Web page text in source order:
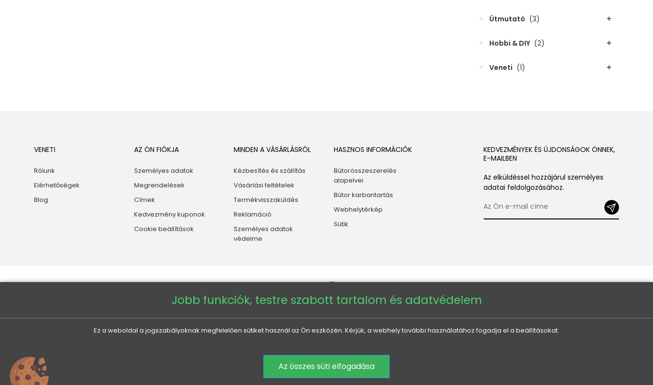
Útmutató (3)
Hobbi & DIY (2)
Veneti (1)
VENETI
Rólunk
Elérhetőségek
Blog
AZ ÖN FIÓKJA
Személyes adatok
Megrendelések
Címek
Kedvezmény kuponok
Cookie beállítások
MINDEN A VÁSÁRLÁSRÓL
Kézbesítés és szállítás
Vásárlási feltételek
Termékvisszaküldés
Reklamáció
Személyes adatok
védelme
HASZNOS INFORMÁCIÓK
Bútorösszeszerelés
alapelvei
Bútor karbantartás
Webhelytérkép
Sütik
KEDVEZMÉNYEK ÉS ÚJDONSÁGOK ÖNNEK,
E-MAILBEN
Az elküldéssel hozzájárul személyes
adatai feldolgozásához.
0
Jobb funkciók, testre szabott tartalom és adatvédelem
Ez a weboldal a jogszabályoknak megfelelően sütiket használ az Ön eszközén. Kérjük, a webhely további használatához fogadja el a beállításokat.
Az összes süti elfogadása